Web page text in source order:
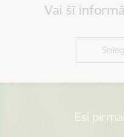
Vai šī
Esi